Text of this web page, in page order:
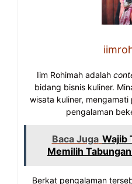
Iim Rohimah adalah
bidang bisnis kuliner.
wisata kuliner,
pengalaman
Baca Juga Wajib
Memilih
Berkat pengalaman